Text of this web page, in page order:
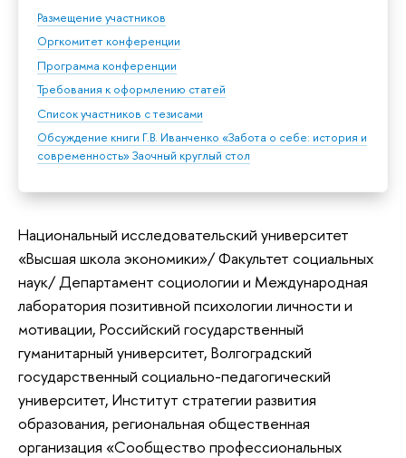
Размещение участников
Оргкомитет конференции
Программа конференции
Требования к оформлению статей
Список участников с тезисами
Обсуждение книги Г.В. Иванченко «Забота о себе: история и
современность» Заочный круглый стол
Национальный исследовательский университет
«Высшая школа экономики»/ Факультет социальных
наук/ Департамент социологии и Международная
лаборатория позитивной психологии личности и
мотивации, Российский государственный
гуманитарный университет, Волгоградский
государственный социально-педагогический
университет, Институт стратегии развития
образования, региональная общественная
организация «Сообщество профессиональных